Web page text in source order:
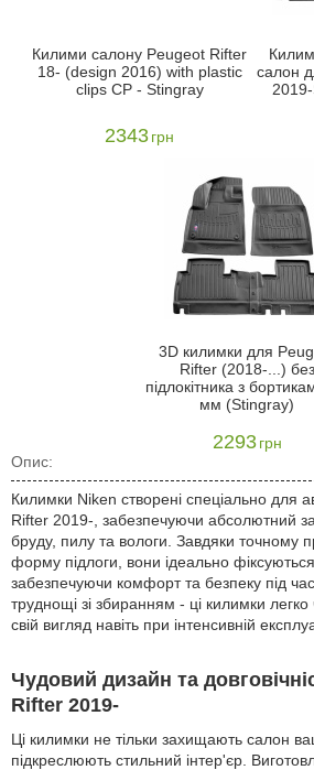
Килими салону Peugeot Rifter
18- (design 2016) with plastic
clips CP - Stingray
2343грн
салон
3D килимки для
Rifter (2018-...) без
підлокітника з
мм (Stingray)
2293 грн
Опис:
Килимки Niken створені спеціально для
Rifter 2019-, забезпечуючи абсолютний
бруду, пилу та вологи. Завдяки точному
форму підлоги, вони ідеально фіксуються
забезпечуючи комфорт та безпеку під
труднощі зі збиранням - ці килимки легко
свій вигляд навіть при інтенсивній
Чудовий дизайн та
Rifter 2019-
Ці килимки не тільки захищають салон
підкреслюють стильний інтер'єр.